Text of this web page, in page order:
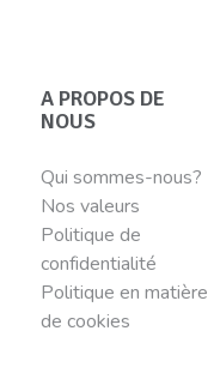
A PROPOS DE
NOUS
Qui sommes-nous?
Nos valeurs
Politique de
confidentialité
Politique en matière
de cookies